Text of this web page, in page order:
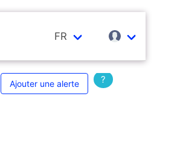
FR
Ajouter une alerte ?